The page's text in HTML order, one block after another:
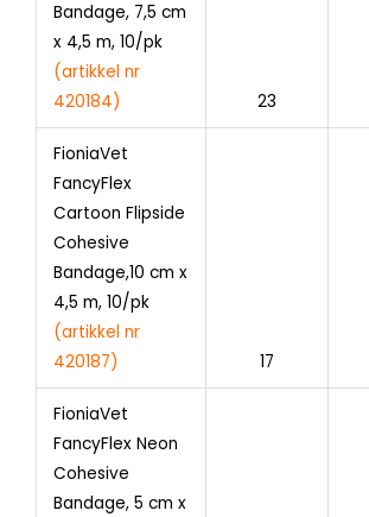
Bandage, 7,5 cm
x 4,5 m, 10/pk
(artikkel nr
420184)
23
FioniaVet
FancyFlex
Cartoon Flipside
Cohesive
Bandage,10 cm x
4,5 m, 10/pk
(artikkel nr
420187)
17
FioniaVet
FancyFlex Neon
Cohesive
Bandage, 5 cm x